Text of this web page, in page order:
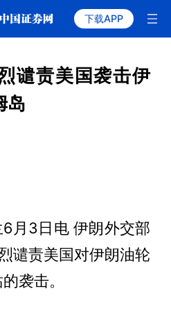
下载APP
谴责美国袭击伊
岛
月3日电 伊朗外交部
谴责美国对伊朗油轮
袭击。